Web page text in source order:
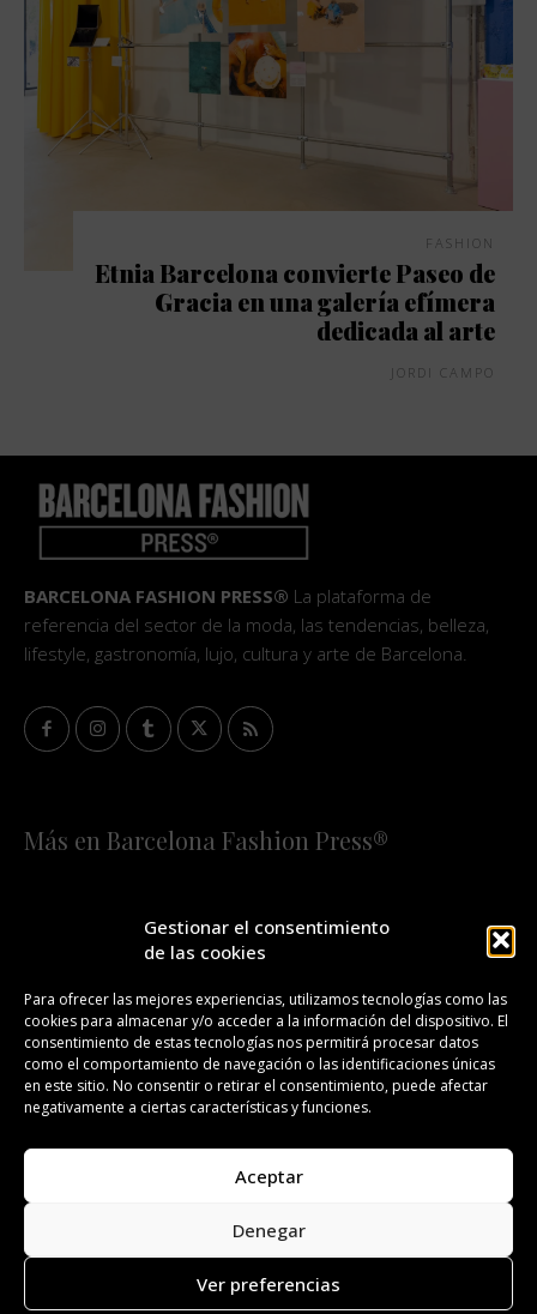
Gestionar el consentimiento
de las cookies
Para ofrecer las mejores experiencias, utilizamos tecnologías como las
cookies para almacenar y/o acceder a la información del dispositivo. El
consentimiento de estas tecnologías nos permitirá procesar datos
como el comportamiento de navegación o las identificaciones únicas
en este sitio. No consentir o retirar el consentimiento, puede afectar
negativamente a ciertas características y funciones.
Aceptar
Denegar
Ver preferencias
FASHION
Etnia Barcelona convierte Paseo de
Gracia en una galería efímera
dedicada al arte
JORDI CAMPO
BARCELONA FASHION PRESS® La plataforma de
referencia del sector de la moda, las tendencias, belleza,
lifestyle, gastronomía, lujo, cultura y arte de Barcelona.
Más en Barcelona Fashion Press®
¡SUSCRÍBETE A NUESTRA FASHION NEWS!
CONTACTO REDACCIÓN PUBLICIDAD
ISSN 2385-4839 DL B 27443-2014
Todos los derechos reservados. Copyright 2008-2024.
Barcelona Fashion Press®/™ es una marca registrada.